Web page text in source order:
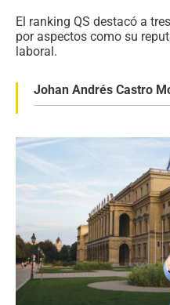
El ranking QS destacó a
por aspectos como su
laboral.
Johan Andrés Castro